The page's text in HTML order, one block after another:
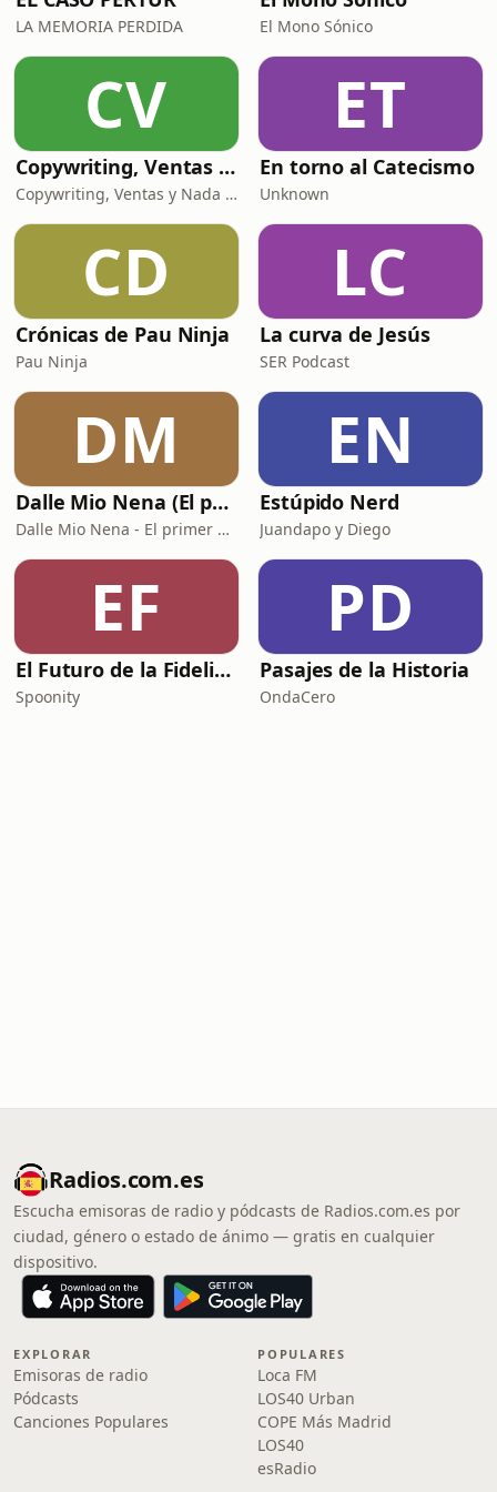
LA MEMORIA PERDIDA El Mono Sónico
CV
Copywriting, Ventas y Nada que perder
Copywriting, Ventas y Nada que Perder
ET
En torno al Catecismo
Unknown
CD
Crónicas de Pau Ninja
Pau Ninja
LC
La curva de Jesús
SER Podcast
DM
Dalle Mio Nena (El primer podcast rural de España)
Dalle Mio Nena - El primer podcast rural de España
EN
Estúpido Nerd
Juandapo y Diego
EF
El Futuro de la Fidelización
Spoonity
PD
Pasajes de la Historia
OndaCero
Radios.com.es
Escucha emisoras de radio y pódcasts de Radios.com.es por
ciudad, género o estado de ánimo — gratis en cualquier
dispositivo.
EXPLORAR
Emisoras de radio
Pódcasts
Canciones Populares
POPULARES
Loca FM
LOS40 Urban
COPE Más Madrid
LOS40
esRadio